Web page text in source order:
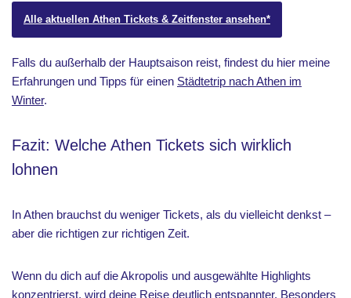
Alle aktuellen Athen Tickets & Zeitfenster ansehen*
Falls du außerhalb der Hauptsaison reist, findest du hier meine
Erfahrungen und Tipps für einen Städtetrip nach Athen im
Winter.
Fazit: Welche Athen Tickets sich wirklich
lohnen
In Athen brauchst du weniger Tickets, als du vielleicht denkst –
aber die richtigen zur richtigen Zeit.
Wenn du dich auf die Akropolis und ausgewählte Highlights
konzentrierst, wird deine Reise deutlich entspannter. Besonders